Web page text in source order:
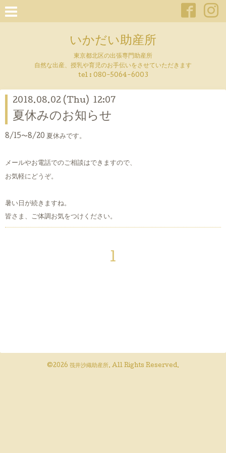
いかだい助産所
東京都北区の出張専門助産所
自然な出産、授乳や育児のお手伝いをさせていただきます
tel : 080-5064-6003
2018.08.02 (Thu) 12:07
夏休みのお知らせ
8/15〜8/20 夏休みです。
メールやお電話でのご相談はできますので、
お気軽にどうぞ。
暑い日が続きますね。
皆さま、ご体調お気をつけください。
1
©2026 筏井沙織助産所. All Rights Reserved.